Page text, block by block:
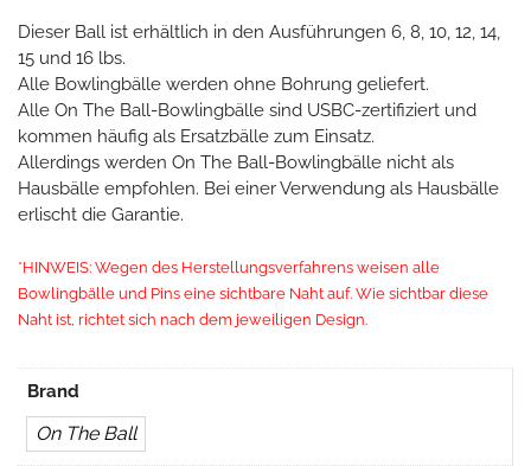
Dieser Ball ist erhältlich in den Ausführungen 6, 8, 10, 12, 14,
15 und 16 lbs.
Alle Bowlingbälle werden ohne Bohrung geliefert.
Alle On The Ball-Bowlingbälle sind USBC-zertifiziert und
kommen häufig als Ersatzbälle zum Einsatz.
Allerdings werden On The Ball-Bowlingbälle nicht als
Hausbälle empfohlen. Bei einer Verwendung als Hausbälle
erlischt die Garantie.
*HINWEIS: Wegen des Herstellungsverfahrens weisen alle
Bowlingbälle und Pins eine sichtbare Naht auf. Wie sichtbar diese
Naht ist, richtet sich nach dem jeweiligen Design.
Brand
On The Ball